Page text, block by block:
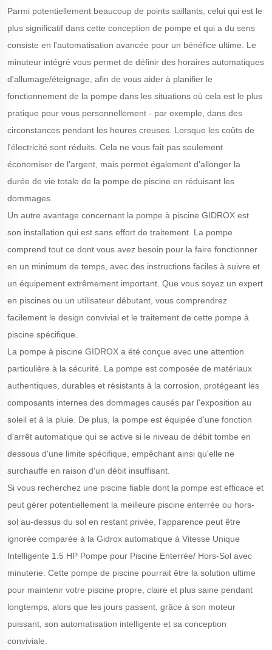
Parmi potentiellement beaucoup de points saillants, celui qui est le
plus significatif dans cette conception de pompe et qui a du sens
consiste en l'automatisation avancée pour un bénéfice ultime. Le
minuteur intégré vous permet de définir des horaires automatiques
d'allumage/éteignage, afin de vous aider à planifier le
fonctionnement de la pompe dans les situations où cela est le plus
pratique pour vous personnellement - par exemple, dans des
circonstances pendant les heures creuses. Lorsque les coûts de
l'électricité sont réduits. Cela ne vous fait pas seulement
économiser de l'argent, mais permet également d'allonger la
durée de vie totale de la pompe de piscine en réduisant les
dommages.
Un autre avantage concernant la pompe à piscine GIDROX est
son installation qui est sans effort de traitement. La pompe
comprend tout ce dont vous avez besoin pour la faire fonctionner
en un minimum de temps, avec des instructions faciles à suivre et
un équipement extrêmement important. Que vous soyez un expert
en piscines ou un utilisateur débutant, vous comprendrez
facilement le design convivial et le traitement de cette pompe à
piscine spécifique.
La pompe à piscine GIDROX a été conçue avec une attention
particulière à la sécurité. La pompe est composée de matériaux
authentiques, durables et résistants à la corrosion, protégeant les
composants internes des dommages causés par l'exposition au
soleil et à la pluie. De plus, la pompe est équipée d'une fonction
d'arrêt automatique qui se active si le niveau de débit tombe en
dessous d'une limite spécifique, empêchant ainsi qu'elle ne
surchauffe en raison d'un débit insuffisant.
Si vous recherchez une piscine fiable dont la pompe est efficace et
peut gérer potentiellement la meilleure piscine enterrée ou hors-
sol au-dessus du sol en restant privée, l'apparence peut être
ignorée comparée à la Gidrox automatique à Vitesse Unique
Intelligente 1.5 HP Pompe pour Piscine Enterrée/ Hors-Sol avec
minuterie. Cette pompe de piscine pourrait être la solution ultime
pour maintenir votre piscine propre, claire et plus saine pendant
longtemps, alors que les jours passent, grâce à son moteur
puissant, son automatisation intelligente et sa conception
conviviale.